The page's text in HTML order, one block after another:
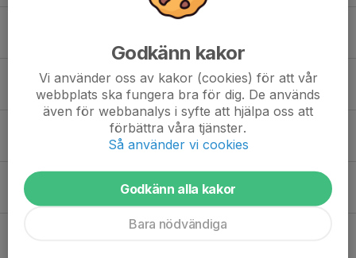
Träning inställd 23 oktober
Träning inställd 11 september
5 sep 2021
Träningar i maj
27 apr 2021
Inställd träning den 20/2
Godkänn kakor
Vi använder oss av kakor (cookies) för att vår
webbplats ska fungera bra för dig. De används
även för webbanalys i syfte att hjälpa oss att
förbättra våra tjänster.
Så använder vi cookies
Godkänn alla kakor
Bara nödvändiga